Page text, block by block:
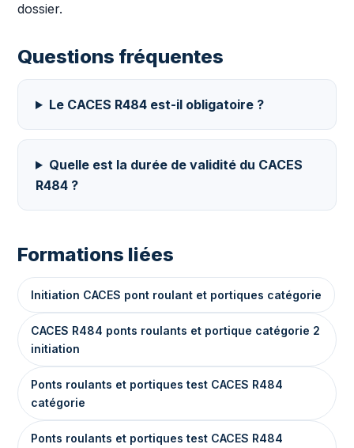
dossier.
Questions fréquentes
Le CACES R484 est-il obligatoire ?
Quelle est la durée de validité du CACES
R484 ?
Formations liées
Initiation CACES pont roulant et portiques catégorie
CACES R484 ponts roulants et portique catégorie 2
initiation
Ponts roulants et portiques test CACES R484
catégorie
Ponts roulants et portiques test CACES R484